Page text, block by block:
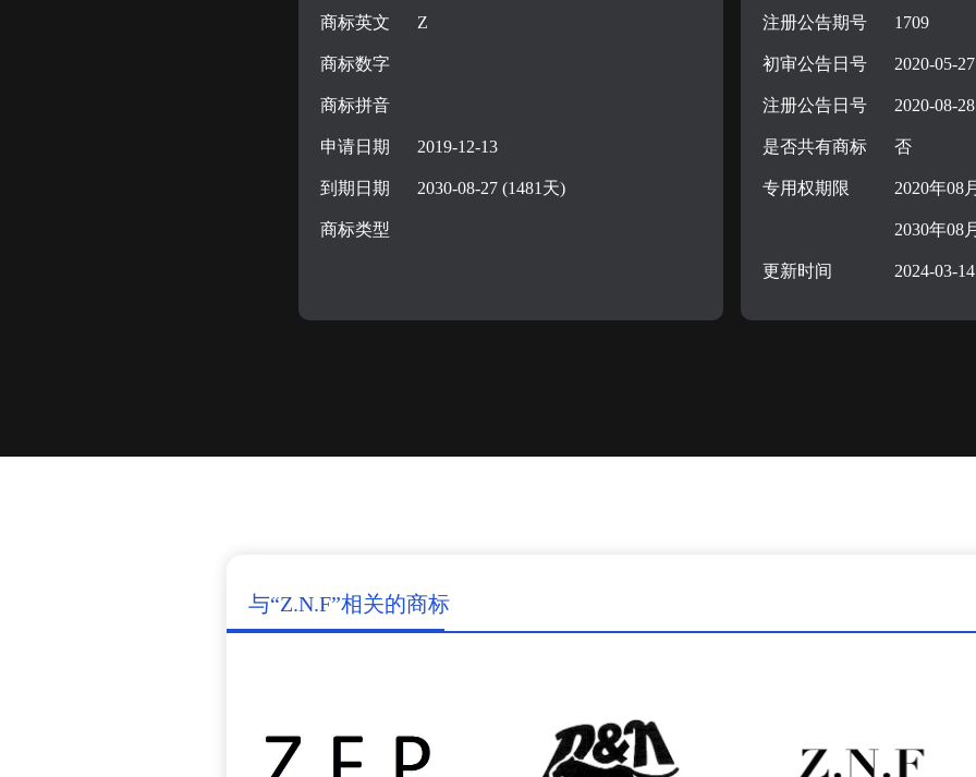
商标英文 Z
商标数字
商标拼音
申请日期 2019-12-13
到期日期 2030-08-27 (1481天)
商标类型
注册公告期号 1709
初审公告日号 2020-05-27
注册公告日号 2020-08-28
是否共有商标 否
专用权期限 2020年08
2030年08
更新时间 2024-03-14
与“Z.N.F”相关的商标